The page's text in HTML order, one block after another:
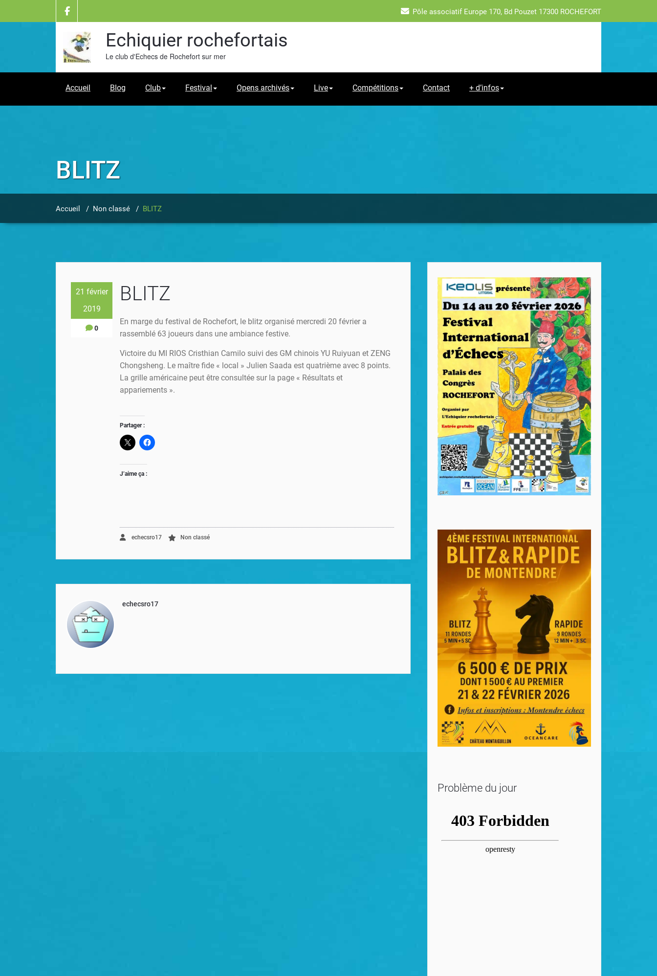
content
Pôle associatif Europe 170, Bd Pouzet 17300 ROCHEFORT
Echiquier rochefortais
Le club d'Echecs de Rochefort sur mer
Accueil Blog Club Festival Opens archivés Live Compétitions Contact + d’infos
BLITZ
Accueil / Non classé / BLITZ
21 février
2019
0
BLITZ
En marge du festival de Rochefort, le blitz organisé mercredi 20 février a
rassemblé 63 joueurs dans une ambiance festive.
Victoire du MI RIOS Cristhian Camilo suivi des GM chinois YU Ruiyuan et ZENG
Chongsheng. Le maître fide « local » Julien Saada est quatrième avec 8 points.
La grille américaine peut être consultée sur la page « Résultats et
appariements ».
Partager :
J’aime ça :
echecsro17 Non classé
echecsro17
Problème du jour